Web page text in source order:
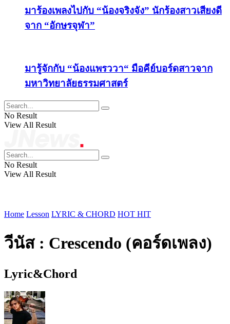
มาร้องเพลงไปกับ “น้องจริงจัง” นักร้องสาวเสียงดี
จาก “อักษรจุฬา”
มารู้จักกับ “น้องแพรววา“ มือคีย์บอร์ดสาวจาก
มหาวิทยาลัยธรรมศาสตร์
No Result
View All Result
No Result
View All Result
Home Lesson LYRIC & CHORD HOT HIT
วีนัส : Crescendo (คอร์ดเพลง)
Lyric&Chord